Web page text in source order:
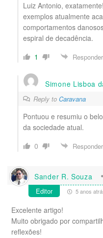
Luiz Antonio,
exemplos atualmente
comportamentos
espiral de decadência.
1
Responder
Simone Lisboa
Reply to Caravana
Pontuou e resumiu o
da sociedade atual.
0
Responder
Sander R. Souza
Editor 5 anos
Excelente artigo!
Muito obrigado por
reflexões!